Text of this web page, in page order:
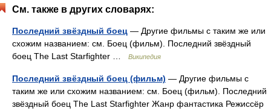
См. также в других словарях:
Последний звёздный боец — Другие фильмы с таким же или
схожим названием: см. Боец (фильм). Последний звёздный
боец The Last Starfighter …
Википедия
Последний звёздный боец (фильм) — Другие фильмы с
таким же или схожим названием: см. Боец (фильм). Последний
звёздный боец The Last Starfighter Жанр фантастика Режиссёр